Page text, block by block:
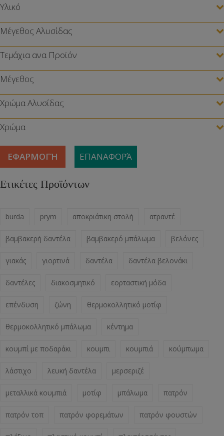
Υλικό
Μέγεθος Αλυσίδας
Τεμάχια ανα Προϊόν
Μέγεθος
Χρώμα Αλυσίδας
Χρώμα
ΕΦΑΡΜΟΓΉ ΕΠΑΝΑΦΟΡΆ
Ετικέτες Προϊόντων
burda prym αποκριάτικη στολή ατραντέ
βαμβακερή δαντέλα βαμβακερό μπάλωμα βελόνες
γιακάς γιορτινά δαντέλα δαντέλα βελονάκι
δαντέλες διακοσμητικό εορταστική μόδα
επένδυση ζώνη θερμοκολλητικό μοτίφ
θερμοκολλητικό μπάλωμα κέντημα
κουμπί με ποδαράκι κουμπι κουμπιά κούμπωμα
λάστιχο λευκή δαντέλα μερσεριζέ
μεταλλικά κουμπιά μοτίφ μπάλωμα πατρόν
πατρόν τοπ πατρόν φορεμάτων πατρόν φουστών